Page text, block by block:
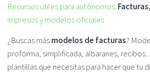
Recursos útiles para autónomos:
impresos y modelos oficiales
¿Buscas másmodelos de facturas?
proforma, simplificada, albaranes,
plantillas que necesitas para hacer que tu